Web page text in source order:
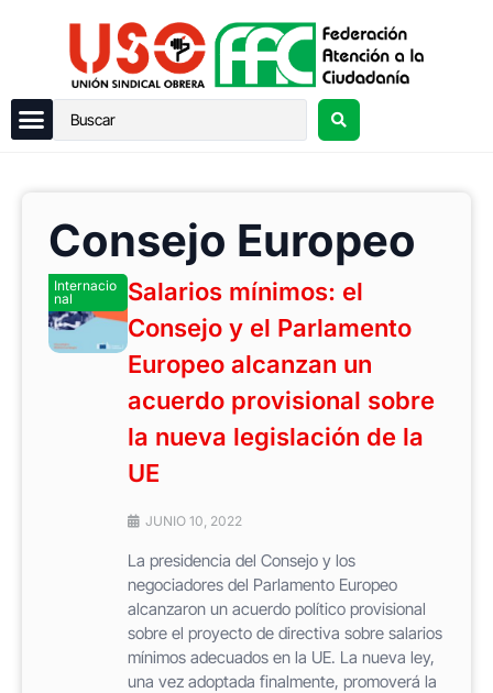
Consejo Europeo
Internacio
nal
Salarios mínimos: el
Consejo y el Parlamento
Europeo alcanzan un
acuerdo provisional sobre
la nueva legislación de la
UE
JUNIO 10, 2022
La presidencia del Consejo y los
negociadores del Parlamento Europeo
alcanzaron un acuerdo político provisional
sobre el proyecto de directiva sobre salarios
mínimos adecuados en la UE. La nueva ley,
una vez adoptada finalmente, promoverá la